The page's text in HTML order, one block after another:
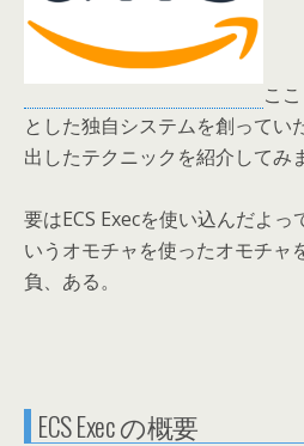
こ
とした独自システムを創ってい
出したテクニックを紹介してみ
要はECS Execを使い込んだよっ
いうオモチャを使ったオモチャ
負、ある。
ECS Exec の概要